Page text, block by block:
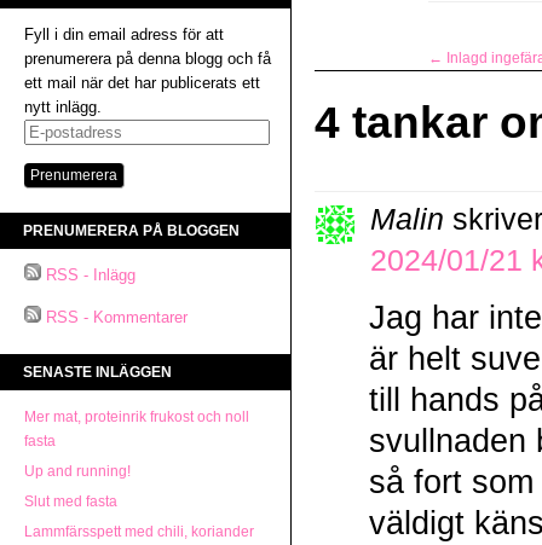
Fyll i din email adress för att
prenumerera på denna blogg och få
ett mail när det har publicerats ett
nytt inlägg.
E-
PRENUMERERA PÅ BLOGGEN
RSS - Inlägg
RSS - Kommentarer
SENASTE INLÄGGEN
Mer mat, proteinrik frukost och noll
fasta
Up and running!
Slut med fasta
Lammfärsspett med chili, koriander
← Inlagd
4 tankar
Malin
2024/01/21
Jag har
är helt
till hands
svullnaden
så fort
väldigt